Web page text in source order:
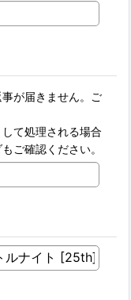
が届きません。ご
て処理される場合
ご確認ください。